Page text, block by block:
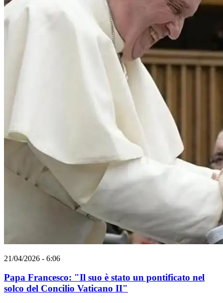
21/04/2026 - 6:06
Papa Francesco: "Il suo è stato un pontificato nel
solco del Concilio Vaticano II"